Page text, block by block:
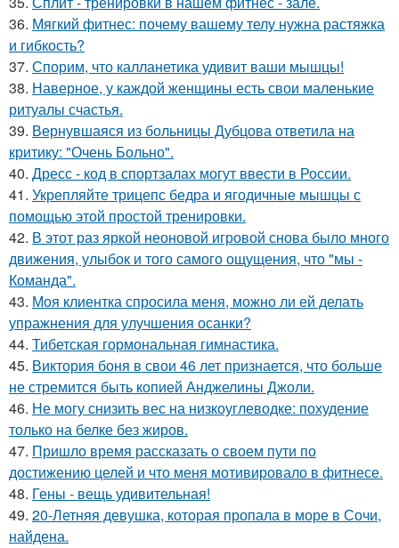
36. Мягкий фитнес: почему вашему телу нужна растяжка
и гибкость?
37. Спорим, что калланетика удивит ваши мышцы!
38. Наверное, у каждой женщины есть свои маленькие
ритуалы счастья.
39. Вернувшаяся из больницы Дубцова ответила на
критику: "Очень Больно".
40. Дресс - код в спортзалах могут ввести в России.
41. Укрепляйте трицепс бедра и ягодичные мышцы с
помощью этой простой тренировки.
42. В этот раз яркой неоновой игровой снова было много
движения, улыбок и того самого ощущения, что "мы -
Команда".
43. Моя клиентка спросила меня, можно ли ей делать
упражнения для улучшения осанки?
44. Тибетская гормональная гимнастика.
45. Виктория боня в свои 46 лет признается, что больше
не стремится быть копией Анджелины Джоли.
46. Не могу снизить вес на низкоуглеводке: похудение
только на белке без жиров.
47. Пришло время рассказать о своем пути по
достижению целей и что меня мотивировало в фитнесе.
48. Гены - вещь удивительная!
49. 20-Летняя девушка, которая пропала в море в Сочи,
найдена.